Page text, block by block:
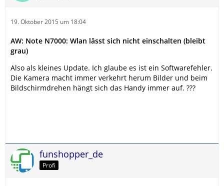
19. Oktober 2015 um 18:04
AW: Note N7000: Wlan lässt sich nicht einschalten (bleibt
grau)
Also als kleines Update. Ich glaube es ist ein Softwarefehler.
Die Kamera macht immer verkehrt herum Bilder und beim
Bildschirmdrehen hängt sich das Handy immer auf. ???
funshopper_de
Profi